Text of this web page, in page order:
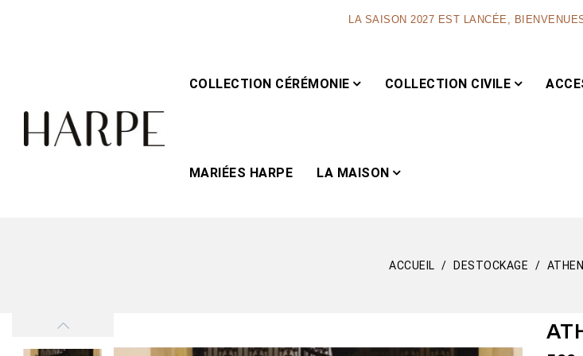
LA SAISON 2027 EST LANCÉE,
COLLECTION CÉRÉMONIE COLLECTION CIVILE
MARIÉES HARPE LA MAISON
ACCUEIL DESTOCKAGE